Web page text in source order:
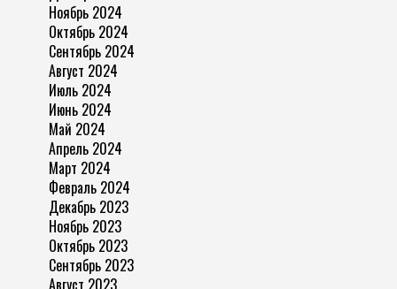
Ноябрь 2024
Октябрь 2024
Сентябрь 2024
Август 2024
Июль 2024
Июнь 2024
Май 2024
Апрель 2024
Март 2024
Февраль 2024
Декабрь 2023
Ноябрь 2023
Октябрь 2023
Сентябрь 2023
Август 2023